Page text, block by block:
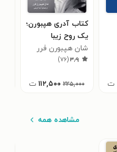
ت
کتاب آدری هپبورن؛
یک روح زیبا
شان هپبورن فرر
۳٫۹(۷۶)
۲۲۵,۰۰۰ ۱۱۲,۵۰۰ ت
مشاهده همه